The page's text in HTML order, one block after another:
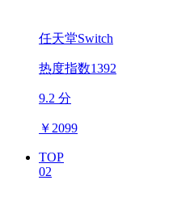
任天堂Switch
热度指数1392
9.2 分
￥ 2099
TOP
02